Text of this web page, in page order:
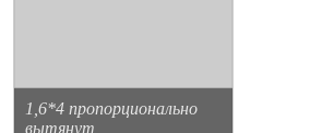
1,6*4 пропорционально
вытянут